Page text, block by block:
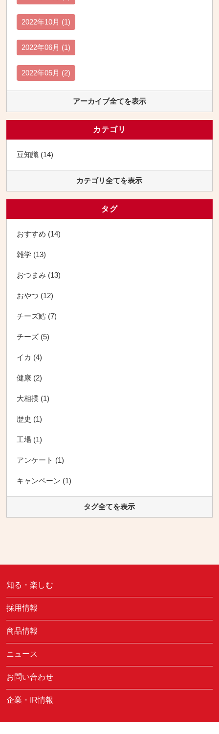
2022年10月 (1)
2022年06月 (1)
2022年05月 (2)
アーカイブ全てを表示
カテゴリ
豆知識 (14)
カテゴリ全てを表示
タグ
おすすめ (14)
雑学 (13)
おつまみ (13)
おやつ (12)
チーズ鱈 (7)
チーズ (5)
イカ (4)
健康 (2)
大相撲 (1)
歴史 (1)
工場 (1)
アンケート (1)
キャンペーン (1)
タグ全てを表示
知る・楽しむ
採用情報
商品情報
ニュース
お問い合わせ
企業・IR情報